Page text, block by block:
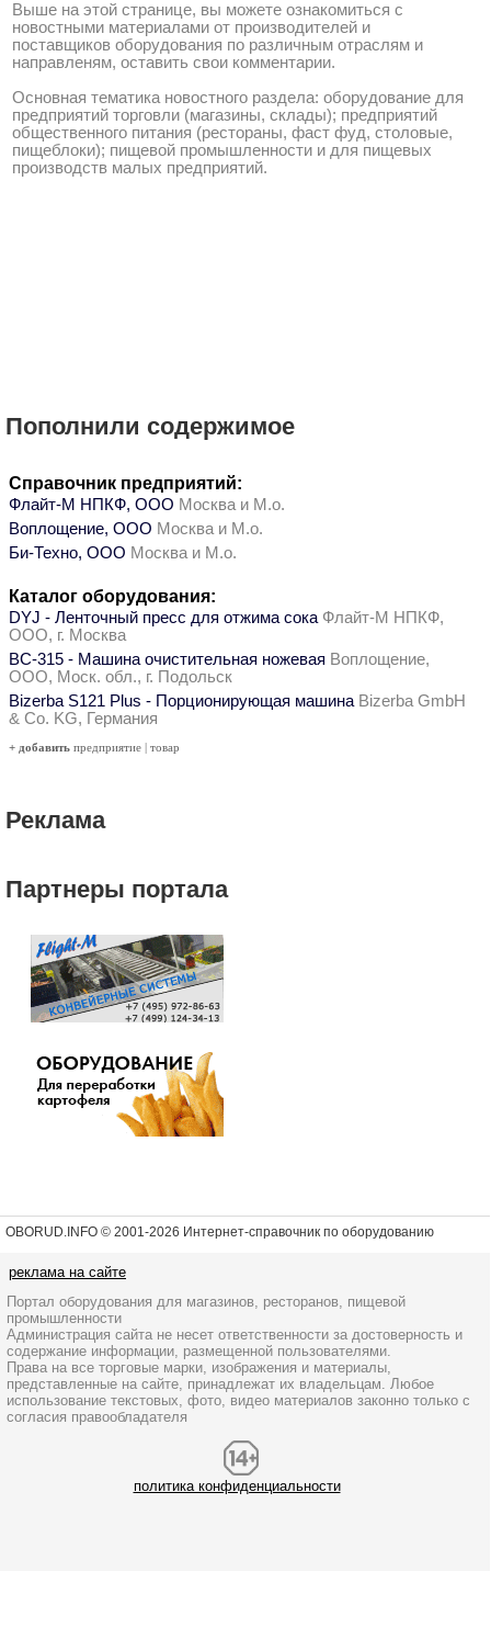
Выше на этой странице, вы можете ознакомиться с
новостными материалами от производителей и
поставщиков оборудования по различным отраслям и
направленям, оставить свои комментарии.
Основная тематика новостного раздела: оборудование для
предприятий торговли (магазины, склады); предприятий
общественного питания (рестораны, фаст фуд, столовые,
пищеблоки); пищевой промышленности и для пищевых
производств малых предприятий.
Пополнили содержимое
Справочник предприятий:
Флайт-М НПКФ, ООО Москва и М.о.
Воплощение, ООО Москва и М.о.
Би-Техно, ООО Москва и М.о.
Каталог оборудования:
DYJ - Ленточный пресс для отжима сока Флайт-М НПКФ,
ООО, г. Москва
ВС-315 - Машина очистительная ножевая Воплощение,
ООО, Моск. обл., г. Подольск
Bizerba S121 Plus - Порционирующая машина Bizerba GmbH
& Co. KG, Германия
+ добавить предприятие | товар
Реклама
Партнеры портала
OBORUD.INFO © 2001-2026 Интернет-справочник по оборудованию
реклама на сайте
Портал оборудования для магазинов, ресторанов, пищевой
промышленности
Администрация сайта не несет ответственности за достоверность и
содержание информации, размещенной пользователями.
Права на все торговые марки, изображения и материалы,
представленные на сайте, принадлежат их владельцам. Любое
использование текстовых, фото, видео материалов законно только с
согласия правообладателя
политика конфиденциальности